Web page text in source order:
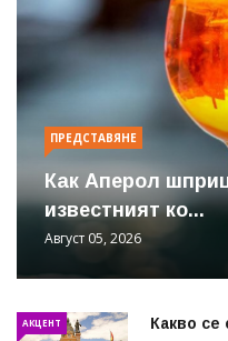
ПРЕДСТАВЯНЕ
Как Аперол
известният ко...
Август 05, 2026
АКЦЕНТ
Какво се